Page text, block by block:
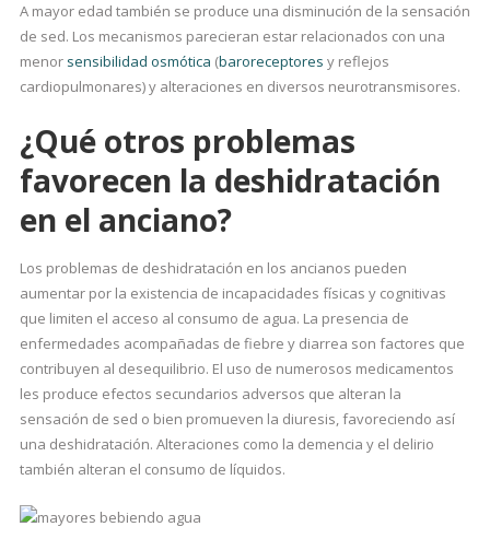
A mayor edad también se produce una disminución de la sensación
de sed. Los mecanismos parecieran estar relacionados con una
menor sensibilidad osmótica (baroreceptores y reflejos
cardiopulmonares) y alteraciones en diversos neurotransmisores.
¿Qué otros problemas
favorecen la deshidratación
en el anciano?
Los problemas de deshidratación en los ancianos pueden
aumentar por la existencia de incapacidades físicas y cognitivas
que limiten el acceso al consumo de agua. La presencia de
enfermedades acompañadas de fiebre y diarrea son factores que
contribuyen al desequilibrio. El uso de numerosos medicamentos
les produce efectos secundarios adversos que alteran la
sensación de sed o bien promueven la diuresis, favoreciendo así
una deshidratación. Alteraciones como la demencia y el delirio
también alteran el consumo de líquidos.